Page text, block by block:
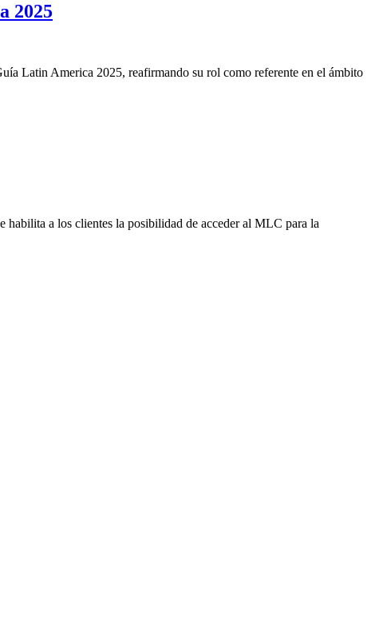
2025
Latin America 2025, reafirmando su rol como referente en el ámbito
a los clientes la posibilidad de acceder al MLC para la